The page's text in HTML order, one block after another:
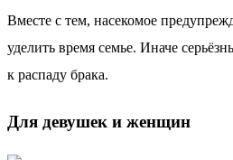
Вместе с тем, насекомое
уделить время семье. Иначе
к распаду брака.
Для девушек и женщин